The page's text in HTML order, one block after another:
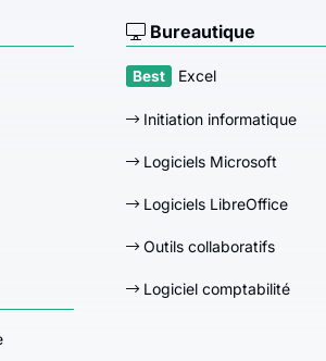
Bureautique
Excel
Initiation informatique
Logiciels Microsoft
Logiciels LibreOffice
Outils collaboratifs
Logiciel comptabilité